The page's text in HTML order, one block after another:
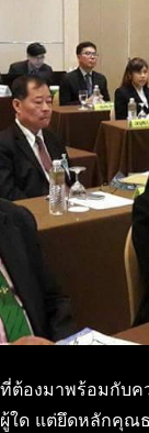
ที่ต้องมาพร้อมกั
ใด แต่ยึดหลักคุ